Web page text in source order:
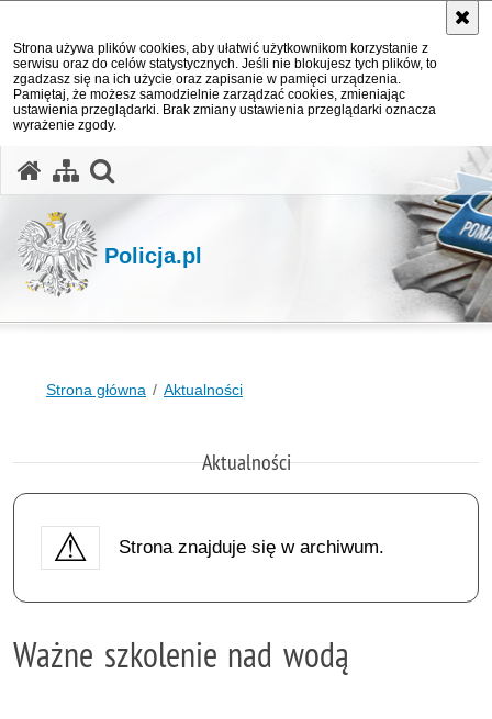
Strona używa plików cookies, aby ułatwić użytkownikom korzystanie z
serwisu oraz do celów statystycznych. Jeśli nie blokujesz tych plików, to
zgadzasz się na ich użycie oraz zapisanie w pamięci urządzenia.
Pamiętaj, że możesz samodzielnie zarządzać cookies, zmieniając
ustawienia przeglądarki. Brak zmiany ustawienia przeglądarki oznacza
wyrażenie zgody.
Policja.pl
Strona główna Aktualności
Aktualności
Strona znajduje się w archiwum.
Ważne szkolenie nad wodą